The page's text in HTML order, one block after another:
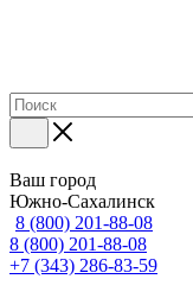
Ваш город
Южно-Сахалинск
8 (800) 201-88-08
8 (800) 201-88-08
+7 (343) 286-83-59